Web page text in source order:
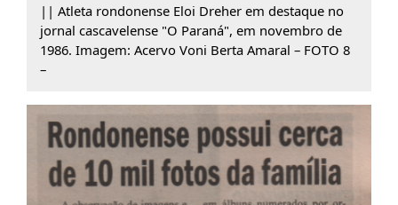
|| Atleta rondonense Eloi Dreher em destaque no
jornal cascavelense "O Paraná", em novembro de
1986. Imagem: Acervo Voni Berta Amaral – FOTO 8
–